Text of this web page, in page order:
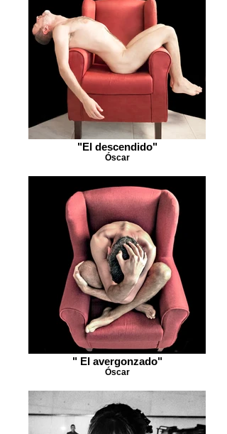
"El descendido"
Óscar
" El avergonzado"
Óscar